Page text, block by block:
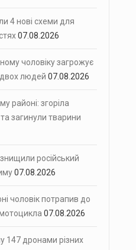
4 нові схеми для
07.08.2026
чоловіку загрожує
двох людей 07.08.2026
районі: згоріла
загинули тварини
російський
07.08.2026
чоловік потрапив до
мотоцикла 07.08.2026
147 дронами різних